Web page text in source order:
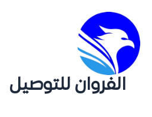
الفروان للتوصيل